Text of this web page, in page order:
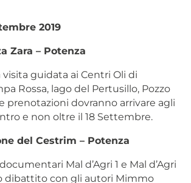
2019
Zara – Potenza
visita guidata ai Centri Oli di
Rossa, lago del Pertusillo, Pozzo
prenotazioni dovranno arrivare agli
e non oltre il 18 Settembre.
del Cestrim – Potenza
Mal d’Agri 1 e Mal d’Agri
dibattito con gli autori Mimmo